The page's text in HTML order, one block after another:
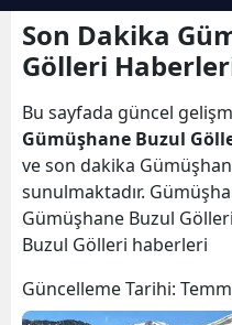
Son Dakika
Gölleri
Bu sayfada güncel
Gümüşhane Buzul
ve son dakika
sunulmaktadır.
Gümüşhane Buzul
Buzul Gölleri haberleri
Güncelleme Tarihi: